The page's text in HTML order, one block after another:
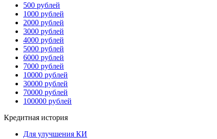
500 рублей
1000 рублей
2000 рублей
3000 рублей
4000 рублей
5000 рублей
6000 рублей
7000 рублей
10000 рублей
30000 рублей
70000 рублей
100000 рублей
Кредитная история
Для улучшения КИ